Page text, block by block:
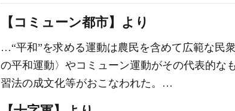
【コミューン都市】より
…“平和”を求める運動は農民を含めて広範な民
の平和運動〉やコミューン運動がその代表的な
習法の成文化等がおこなわれた。…